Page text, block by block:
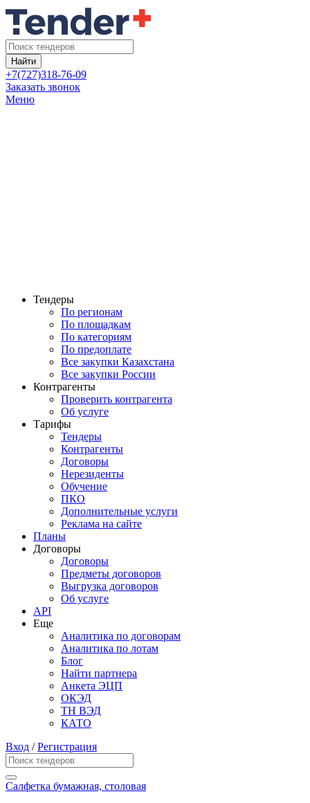
Найти
+7(727)318-76-09
Заказать звонок
Меню
Тендеры
По регионам
По площадкам
По категориям
По предоплате
Все закупки Казахстана
Все закупки России
Контрагенты
Проверить контрагента
Об услуге
Тарифы
Тендеры
Контрагенты
Договоры
Нерезиденты
Обучение
ПКО
Дополнительные услуги
Реклама на сайте
Планы
Договоры
Договоры
Предметы договоров
Выгрузка договоров
Об услуге
API
Еще
Аналитика по договорам
Аналитика по лотам
Блог
Найти партнера
Анкета ЭЦП
ОКЭД
ТН ВЭД
КАТО
Вход /Регистрация
Салфетка бумажная, столовая